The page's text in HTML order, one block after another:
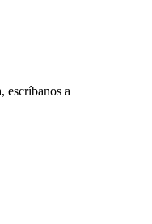
escríbanos a